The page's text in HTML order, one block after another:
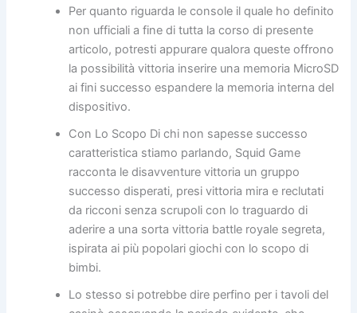
Per quanto riguarda le console il quale ho definito
non ufficiali a fine di tutta la corso di presente
articolo, potresti appurare qualora queste offrono
la possibilità vittoria inserire una memoria MicroSD
ai fini successo espandere la memoria interna del
dispositivo.
Con Lo Scopo Di chi non sapesse successo
caratteristica stiamo parlando, Squid Game
racconta le disavventure vittoria un gruppo
successo disperati, presi vittoria mira e reclutati
da ricconi senza scrupoli con lo traguardo di
aderire a una sorta vittoria battle royale segreta,
ispirata ai più popolari giochi con lo scopo di
bimbi.
Lo stesso si potrebbe dire perfino per i tavoli del